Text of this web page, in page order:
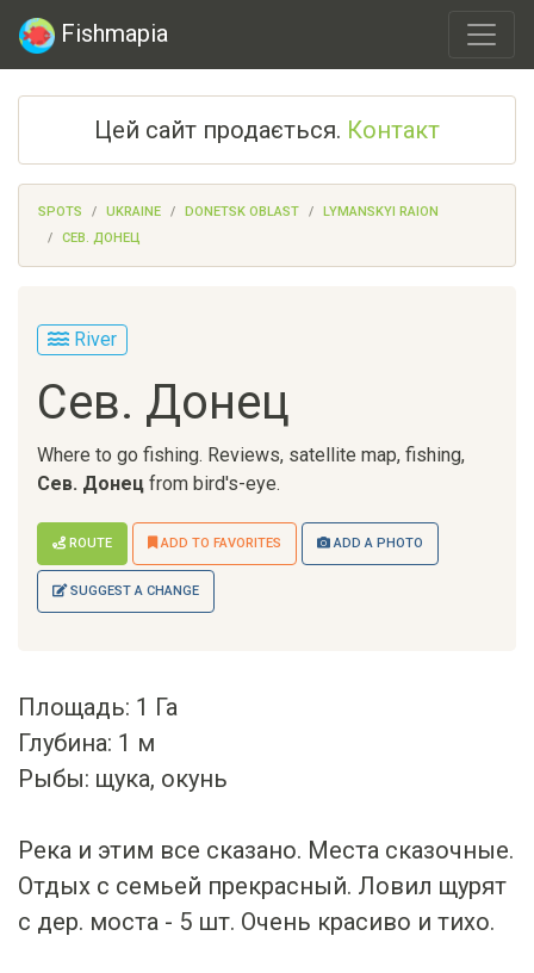
Fishmapia
Цей сайт продається. Контакт
SPOTS UKRAINE DONETSK OBLAST
LYMANSKYI RAION
СЕВ. ДОНЕЦ
River
Сев. Донец
Where to go fishing. Reviews, satellite map, fishing,
Сев. Донец from bird's-eye.
ROUTE ADD TO FAVORITES ADD A PHOTO
SUGGEST A CHANGE
Площадь: 1 Га
Глубина: 1 м
Рыбы: щука, окунь
Река и этим все сказано. Места сказочные.
Отдых с семьей прекрасный. Ловил щурят
с дер. моста - 5 шт. Очень красиво и тихо.